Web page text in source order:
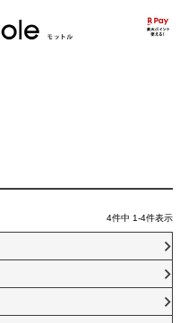
4件中 1-4件表示